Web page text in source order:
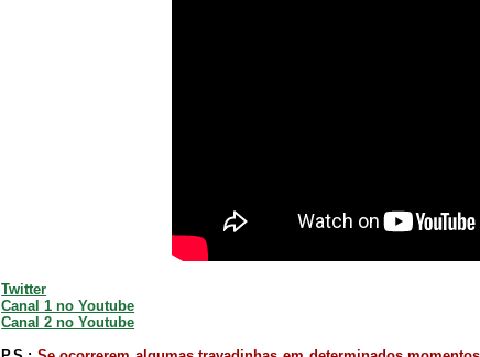
Twitter
Canal 1 no Youtube
Canal 2 no Youtube